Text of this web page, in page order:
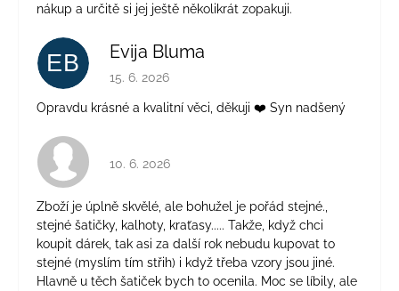
nákup a určitě si jej ještě několikrát zopakuji.
EB Evija Bluma
Hodnocení obchodu je 5 z 5 hvězdiček.
15. 6. 2026
Opravdu krásné a kvalitní věci, děkuji ❤️ Syn nadšený
Hodnocení obchodu je 4 z 5 hvězdiček.
10. 6. 2026
Zboží je úplně skvělé, ale bohužel je pořád stejné.,
stejné šatičky, kalhoty, kraťasy..... Takže, když chci
koupit dárek, tak asi za další rok nebudu kupovat to
stejné (myslím tím střih) i když třeba vzory jsou jiné.
Hlavně u těch šatiček bych to ocenila. Moc se líbily, ale